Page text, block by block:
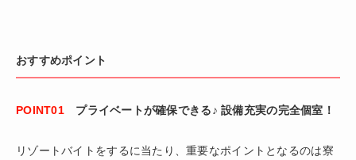
おすすめポイント
POINT01プライベートが確保できる♪ 設備充実の完全個室！
リゾートバイトをするに当たり、重要なポイントとなるのは寮